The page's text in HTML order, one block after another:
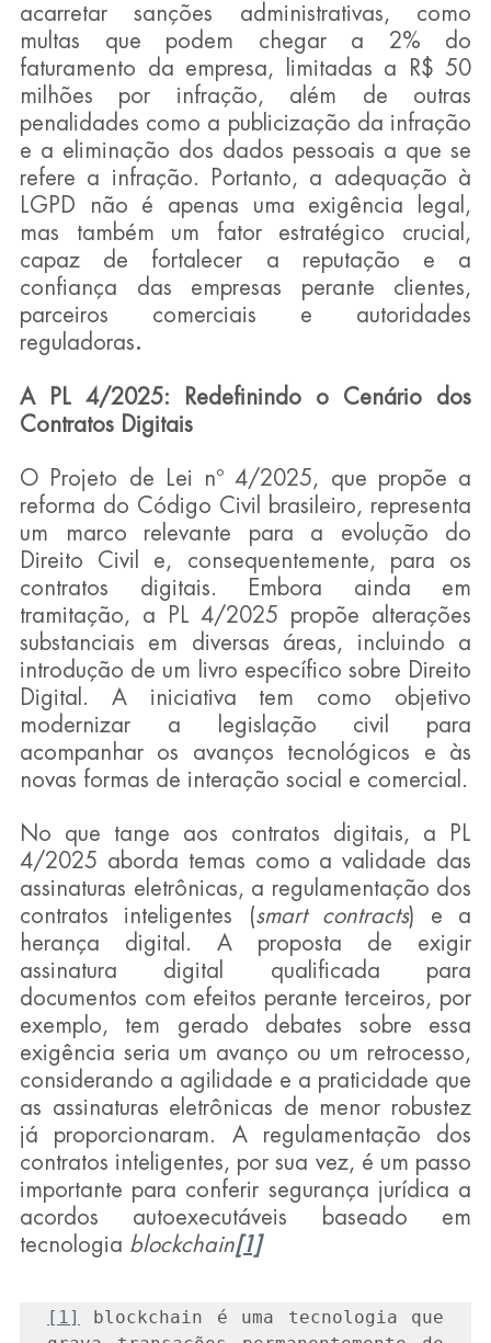
acarretar sanções administrativas, como
multas que podem chegar a 2% do
faturamento da empresa, limitadas a R$ 50
milhões por infração, além de outras
penalidades como a publicização da infração
e a eliminação dos dados pessoais a que se
refere a infração. Portanto, a adequação à
LGPD não é apenas uma exigência legal,
mas também um fator estratégico crucial,
capaz de fortalecer a reputação e a
confiança das empresas perante clientes,
parceiros comerciais e autoridades
reguladoras.
A PL 4/2025: Redefinindo o Cenário dos
Contratos Digitais
O Projeto de Lei nº 4/2025, que propõe a
reforma do Código Civil brasileiro, representa
um marco relevante para a evolução do
Direito Civil e, consequentemente, para os
contratos digitais. Embora ainda em
tramitação, a PL 4/2025 propõe alterações
substanciais em diversas áreas, incluindo a
introdução de um livro específico sobre Direito
Digital. A iniciativa tem como objetivo
modernizar a legislação civil para
acompanhar os avanços tecnológicos e às
novas formas de interação social e comercial.
No que tange aos contratos digitais, a PL
4/2025 aborda temas como a validade das
assinaturas eletrônicas, a regulamentação dos
contratos inteligentes (smart contracts) e a
herança digital. A proposta de exigir
assinatura digital qualificada para
documentos com efeitos perante terceiros, por
exemplo, tem gerado debates sobre essa
exigência seria um avanço ou um retrocesso,
considerando a agilidade e a praticidade que
as assinaturas eletrônicas de menor robustez
já proporcionaram. A regulamentação dos
contratos inteligentes, por sua vez, é um passo
importante para conferir segurança jurídica a
acordos autoexecutáveis baseado em
tecnologia blockchain[1]
[1]
blockchain é uma tecnologia que